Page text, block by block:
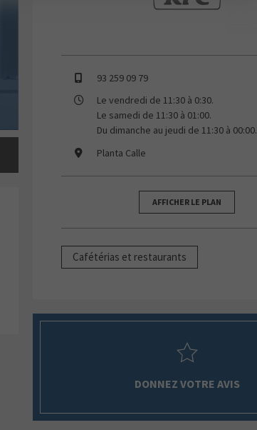
COUPONS, AND OFFERS
93 259 09 79
Le vendredi de 11:30 à 0:30.
Le samedi de 11:30 à 01:00.
Du dimanche au jeudi de 11:30 à 00:00.
Planta Calle
AFFICHER LE PLAN
Cafétérias et restaurants
DONNEZ VOTRE AVIS